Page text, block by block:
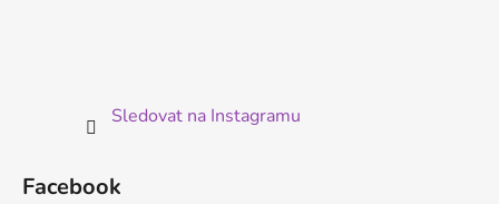
Sledovat na Instagramu
Facebook